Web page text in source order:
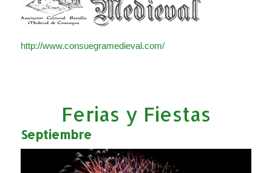
http://www.consuegramedieval.com/
Ferias y Fiestas
Septiembre